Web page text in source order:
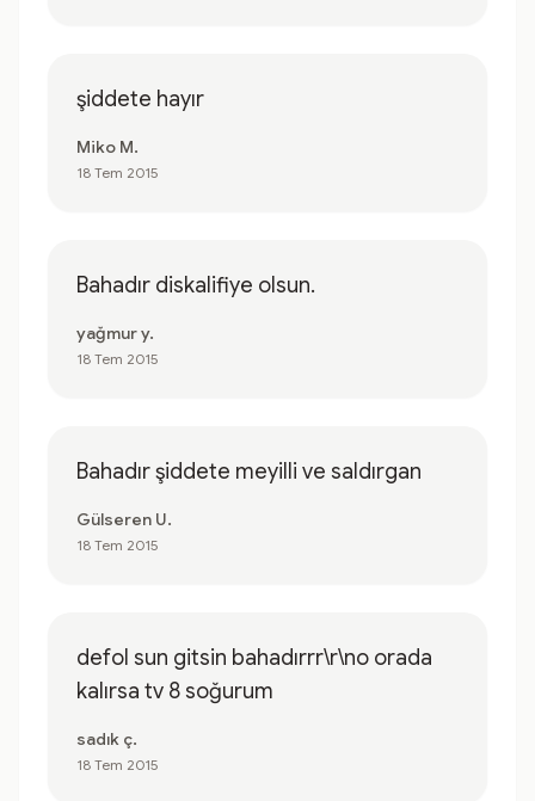
şiddete hayır
Miko M.
18 Tem 2015
Bahadır diskalifiye olsun.
yağmur y.
18 Tem 2015
Bahadır şiddete meyilli ve saldırgan
Gülseren U.
18 Tem 2015
defol sun gitsin bahadırrr\r\no orada
kalırsa tv 8 soğurum
sadık ç.
18 Tem 2015